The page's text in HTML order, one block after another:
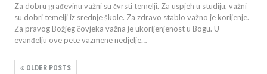
Za dobru građevinu važni su čvrsti temelji. Za uspjeh u studiju, važni
su dobri temelji iz srednje škole. Za zdravo stablo važno je korijenje.
Za pravog Božjeg čovjeka važna je ukorijenjenost u Bogu. U
evanđelju ove pete vazmene nedjelje…
OLDER POSTS